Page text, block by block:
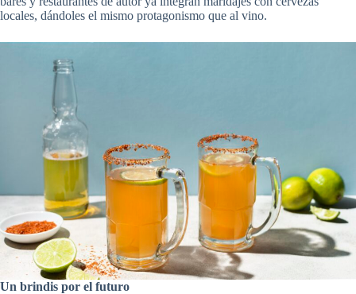
locales, dándoles el mismo protagonismo que al vino.
Un brindis por el futuro